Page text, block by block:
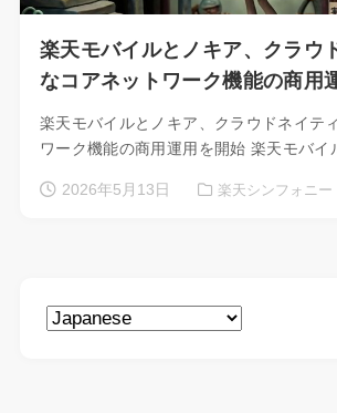
楽天モバイルとノキア、クラウ
なコアネットワーク機能の商用
楽天モバイルとノキア、クラウドネイテ
ワーク機能の商用運用を開始 楽天モバ
2026年5月13日 楽天シンフォニー